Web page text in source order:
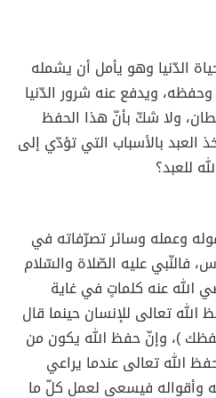
الدّنيا وهو يأمل أن يشمله
وحفظه، ويدفع عنه شرور الدّنيا
ولا شكّ بأنّ هذا الحفظ
العبد بالأسباب التي تؤدّي إلى
للعبد؟
وعمله وسائر تصرّفاته في
فالنّبي عليه الصّلاة والسّلام
الله عنه كلماتٍ في غاية
الله تعالى للإنسان حينما قال
)، وإنّ حفظ الله يكون من
الله تعالى عندما يراعي
وأقواله فيسعى لعمل كلّ ما